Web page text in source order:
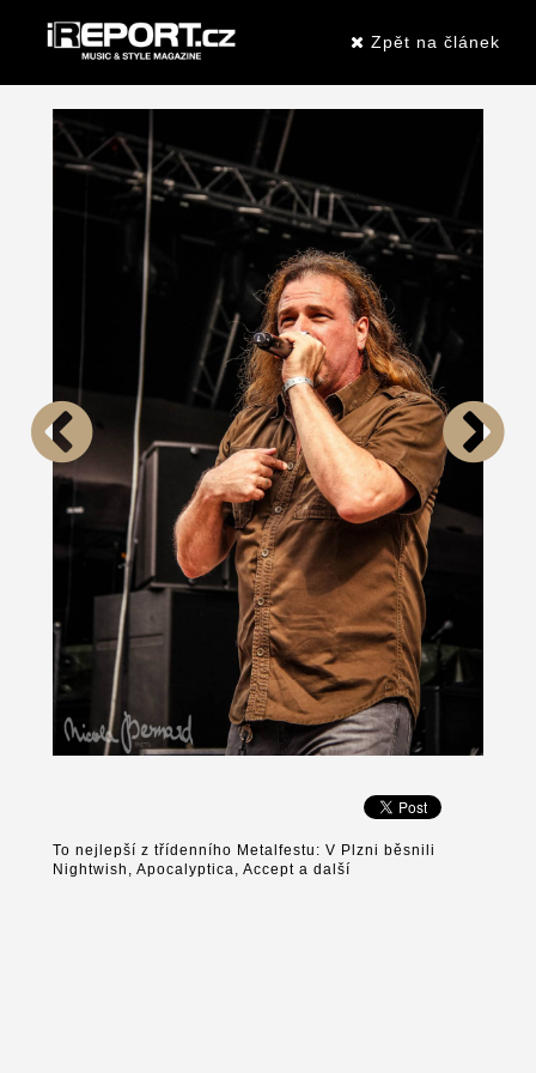
Zpět na článek
To nejlepší z třídenního Metalfestu: V Plzni běsnili
Nightwish, Apocalyptica, Accept a další